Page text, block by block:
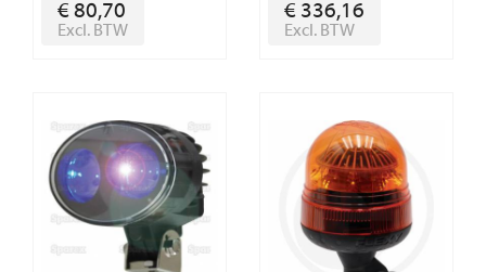
€ 80,70
Excl. BTW
€ 336,16
Excl. BTW